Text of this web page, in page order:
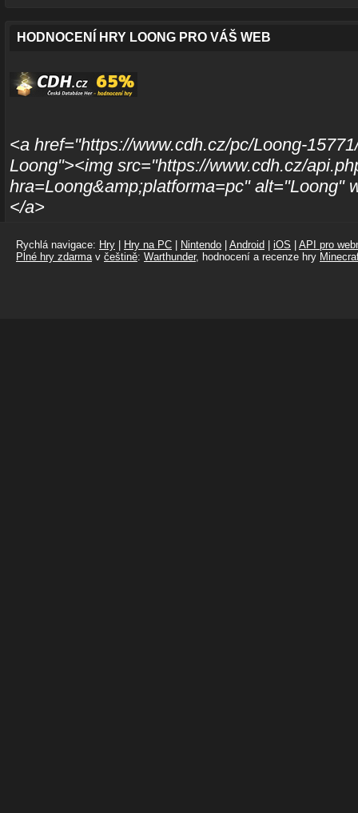
HODNOCENÍ HRY LOONG PRO VÁŠ WEB
<a href="https://www.cdh.cz/pc/Loong-
Loong"><img src="https://www.cdh.cz/
hra=Loong&amp;platforma=pc" alt="Loong"
</a>
Rychlá navigace: Hry Hry na PC Nintendo Android iOS
API pro
Plné hry zdarmav češtině: Warthunder, hodnocení a recenze hry